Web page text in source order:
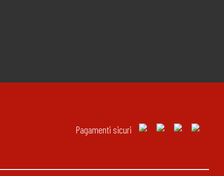
Pagamenti sicuri